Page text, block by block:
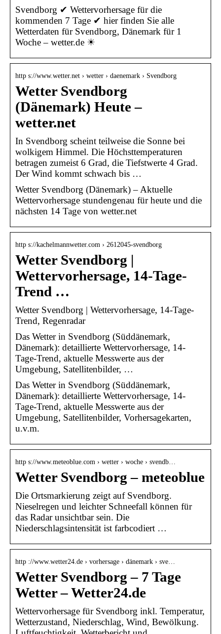
Svendborg ✔ Wettervorhersage für die
kommenden 7 Tage ✔ hier finden Sie alle
Wetterdaten für Svendborg, Dänemark für 1
Woche – wetter.de ☀
http s://www.wetter.net › wetter › daenemark › Svendborg
Wetter Svendborg
(Dänemark) Heute –
wetter.net
In Svendborg scheint teilweise die Sonne bei
wolkigem Himmel. Die Höchsttemperaturen
betragen zumeist 6 Grad, die Tiefstwerte 4 Grad.
Der Wind kommt schwach bis …
Wetter Svendborg (Dänemark) – Aktuelle
Wettervorhersage stundengenau für heute und die
nächsten 14 Tage von wetter.net
http s://kachelmannwetter.com › 2612045-svendborg
Wetter Svendborg |
Wettervorhersage, 14-Tage-
Trend …
Wetter Svendborg | Wettervorhersage, 14-Tage-
Trend, Regenradar
Das Wetter in Svendborg (Süddänemark,
Dänemark): detaillierte Wettervorhersage, 14-
Tage-Trend, aktuelle Messwerte aus der
Umgebung, Satellitenbilder, …
Das Wetter in Svendborg (Süddänemark,
Dänemark): detaillierte Wettervorhersage, 14-
Tage-Trend, aktuelle Messwerte aus der
Umgebung, Satellitenbilder, Vorhersagekarten,
u.v.m.
http s://www.meteoblue.com › wetter › woche › svendb…
Wetter Svendborg – meteoblue
Die Ortsmarkierung zeigt auf Svendborg.
Nieselregen und leichter Schneefall können für
das Radar unsichtbar sein. Die
Niederschlagsintensität ist farbcodiert …
http ://www.wetter24.de › vorhersage › dänemark › sve…
Wetter Svendborg – 7 Tage
Wetter – Wetter24.de
Wettervorhersage für Svendborg inkl. Temperatur,
Wetterzustand, Niederschlag, Wind, Bewölkung.